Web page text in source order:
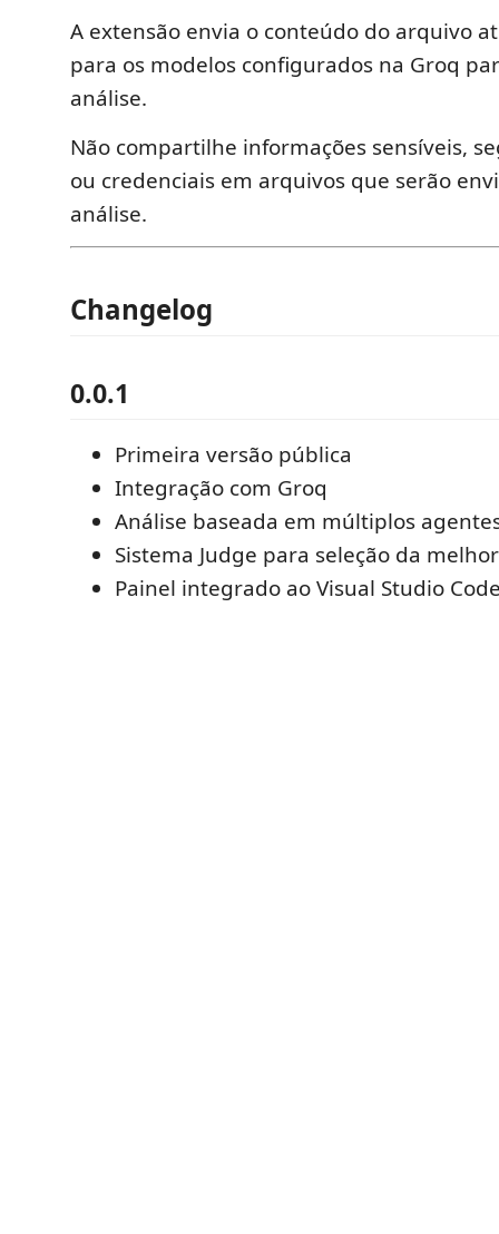
A extensão envia o conteúdo do arquivo
para os modelos configurados na Groq
análise.
Não compartilhe informações sensíveis,
ou credenciais em arquivos que serão
análise.
Changelog
0.0.1
Primeira versão pública
Integração com Groq
Análise baseada em múltiplos
Sistema Judge para seleção da
Painel integrado ao Visual Studio